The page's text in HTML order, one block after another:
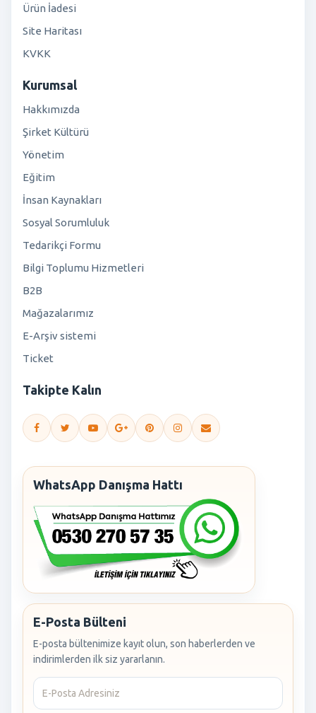
Ürün İadesi
Site Haritası
KVKK
Kurumsal
Hakkımızda
Şirket Kültürü
Yönetim
Eğitim
İnsan Kaynakları
Sosyal Sorumluluk
Tedarikçi Formu
Bilgi Toplumu Hizmetleri
B2B
Mağazalarımız
E-Arşiv sistemi
Ticket
Takipte Kalın
WhatsApp Danışma Hattı
E-Posta Bülteni
E-posta bültenimize kayıt olun, son haberlerden ve
indirimlerden ilk siz yararlanın.